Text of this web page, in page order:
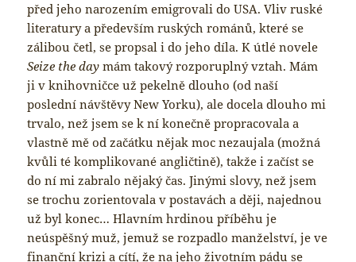
před jeho narozením emigrovali do USA. Vliv ruské
literatury a především ruských románů, které se
zálibou četl, se propsal i do jeho díla. K útlé novele
Seize the day mám takový rozporuplný vztah. Mám
ji v knihovničce už pekelně dlouho (od naší
poslední návštěvy New Yorku), ale docela dlouho mi
trvalo, než jsem se k ní konečně propracovala a
vlastně mě od začátku nějak moc nezaujala (možná
kvůli té komplikované angličtině), takže i začíst se
do ní mi zabralo nějaký čas. Jinými slovy, než jsem
se trochu zorientovala v postavách a ději, najednou
už byl konec… Hlavním hrdinou příběhu je
neúspěšný muž, jemuž se rozpadlo manželství, je ve
finanční krizi a cítí, že na jeho životním pádu se